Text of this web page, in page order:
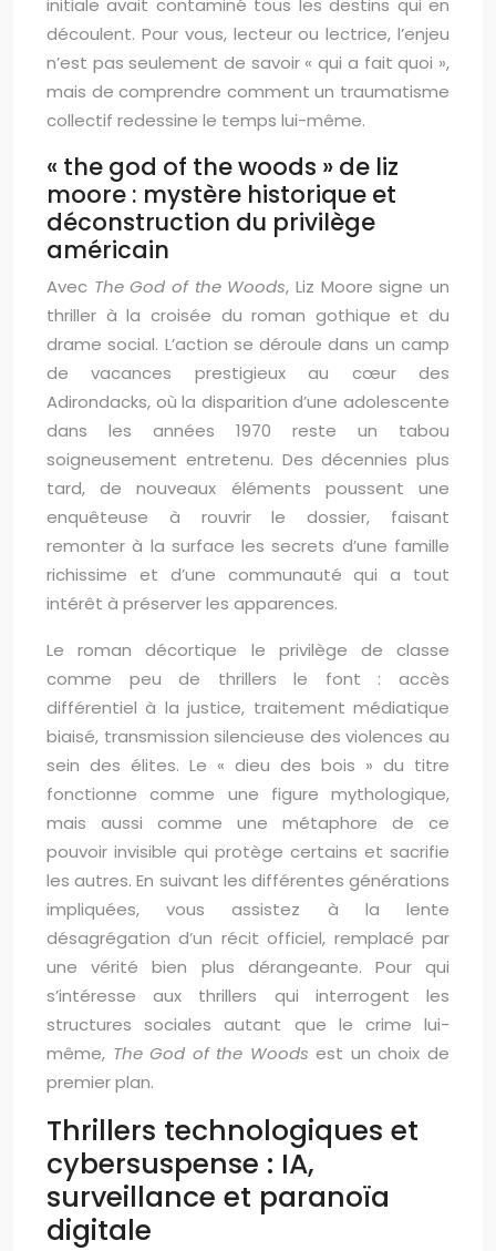
initiale avait contaminé tous les destins qui en
découlent. Pour vous, lecteur ou lectrice, l’enjeu
n’est pas seulement de savoir « qui a fait quoi »,
mais de comprendre comment un traumatisme
collectif redessine le temps lui-même.
« the god of the woods » de liz
moore : mystère historique et
déconstruction du privilège
américain
Avec The God of the Woods, Liz Moore signe un
thriller à la croisée du roman gothique et du
drame social. L’action se déroule dans un camp
de vacances prestigieux au cœur des
Adirondacks, où la disparition d’une adolescente
dans les années 1970 reste un tabou
soigneusement entretenu. Des décennies plus
tard, de nouveaux éléments poussent une
enquêteuse à rouvrir le dossier, faisant
remonter à la surface les secrets d’une famille
richissime et d’une communauté qui a tout
intérêt à préserver les apparences.
Le roman décortique le privilège de classe
comme peu de thrillers le font : accès
différentiel à la justice, traitement médiatique
biaisé, transmission silencieuse des violences au
sein des élites. Le « dieu des bois » du titre
fonctionne comme une figure mythologique,
mais aussi comme une métaphore de ce
pouvoir invisible qui protège certains et sacrifie
les autres. En suivant les différentes générations
impliquées, vous assistez à la lente
désagrégation d’un récit officiel, remplacé par
une vérité bien plus dérangeante. Pour qui
s’intéresse aux thrillers qui interrogent les
structures sociales autant que le crime lui-
même, The God of the Woods est un choix de
premier plan.
Thrillers technologiques et
cybersuspense : IA,
surveillance et paranoïa
digitale